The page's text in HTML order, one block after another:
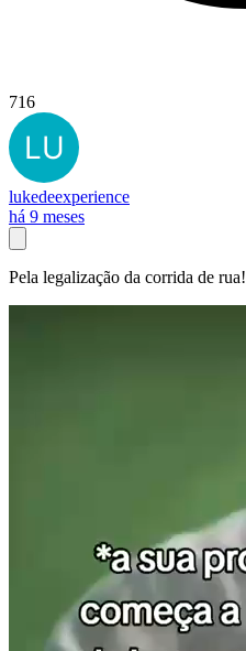
716
lukedeexperience
há 9 meses
Pela legalização da corrida de rua!